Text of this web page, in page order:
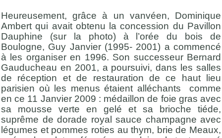
Heureusement, grâce à un vanvéen, Dominique
Ambert qui avait obtenu la concession du Pavillon
Dauphine (sur la photo) à l’orée du bois de
Boulogne, Guy Janvier (1995- 2001) a commencé
à les organiser en 1996. Son successeur Bernard
Gauducheau en 2001, a poursuivi, dans les salles
de réception et de restauration de ce haut lieu
parisien où les menus étaient alléchants comme
en ce 11 Janvier 2009 : médaillon de foie gras avec
sa mousse verte en gelé et sa brioche tiéde,
suprême de dorade royal sauce champagne avec
légumes et pommes roties au thym, brie de Meaux,